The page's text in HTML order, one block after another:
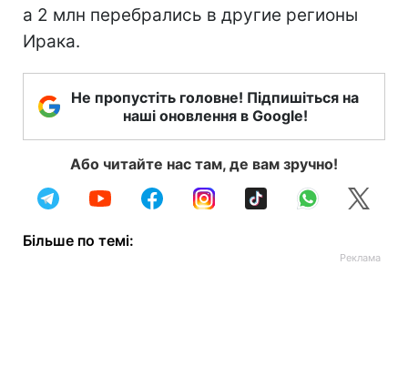
а 2 млн перебрались в другие регионы
Ирака.
Не пропустіть головне! Підпишіться на
наші оновлення в Google!
Або читайте нас там, де вам зручно!
Більше по темі: